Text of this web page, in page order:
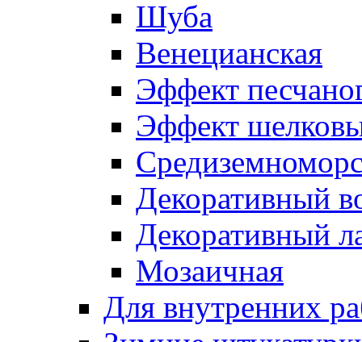
Шуба
Венецианская
Эффект
Эффект
Декоративный
Декоративный
Мозаичная
Для внутренних